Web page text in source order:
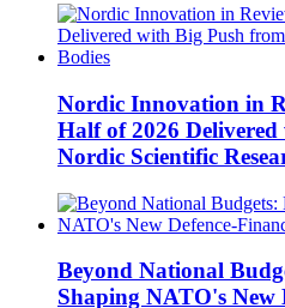
Nordic Innovation in
Half of 2026
Nordic Scientific
Beyond National
Shaping NATO's New